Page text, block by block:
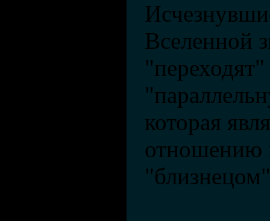
Вселенной
"переходят"
которая
отношению